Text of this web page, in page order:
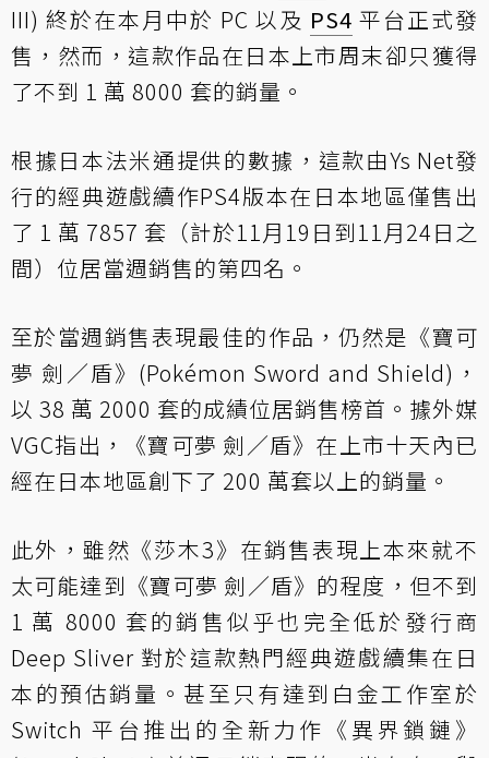
III) 終於在本月中於 PC 以及 PS4 平台正式發
售，然而，這款作品在日本上市周末卻只獲得
了不到 1 萬 8000 套的銷量。
根據日本法米通提供的數據，這款由Ys Net發
行的經典遊戲續作PS4版本在日本地區僅售出
了 1 萬 7857 套（計於11月19日到11月24日之
間）位居當週銷售的第四名。
至於當週銷售表現最佳的作品，仍然是《寶可
夢 劍／盾》(Pokémon Sword and Shield)，
以 38 萬 2000 套的成績位居銷售榜首。據外媒
VGC指出，《寶可夢 劍／盾》在上市十天內已
經在日本地區創下了 200 萬套以上的銷量。
此外，雖然《莎木3》在銷售表現上本來就不
太可能達到《寶可夢 劍／盾》的程度，但不到
1 萬 8000 套的銷售似乎也完全低於發行商
Deep Sliver 對於這款熱門經典遊戲續集在日
本的預估銷量。甚至只有達到白金工作室於
Switch 平台推出的全新力作《異界鎖鏈》